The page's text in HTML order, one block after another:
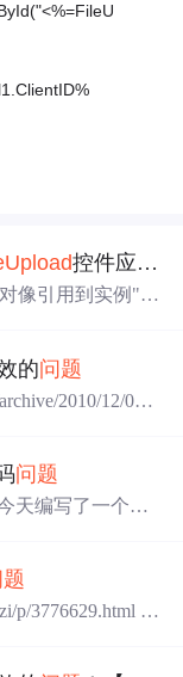
Upload控件应用
像引用到实例"
的问题
2010/12/08/1
看看，不给你J
问题
值时，file upload
3776629.html C